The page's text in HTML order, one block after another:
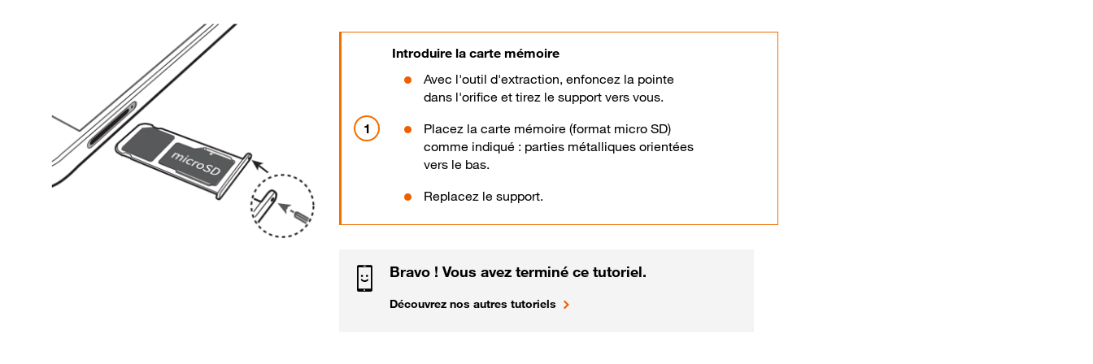
Introduire la carte mémoire
Avec l'outil d'extraction, enfoncez la pointe
dans l'orifice et tirez le support vers vous.
Placez la carte mémoire (format micro SD)
comme indiqué : parties métalliques orientées
vers le bas.
Replacez le support.
Bravo ! Vous avez terminé ce tutoriel.
Découvrez nos autres tutoriels